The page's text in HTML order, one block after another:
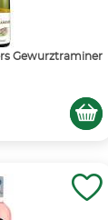
Gewurztraminer